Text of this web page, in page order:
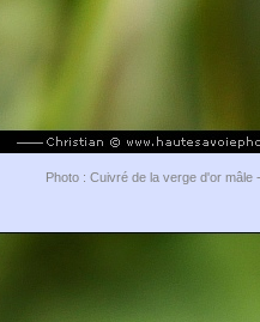
Photo : Cuivré de la verge d'or